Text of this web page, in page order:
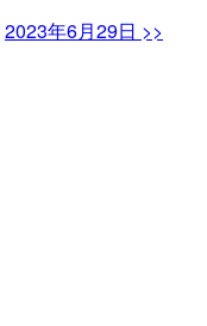
2023年6月29日 >>